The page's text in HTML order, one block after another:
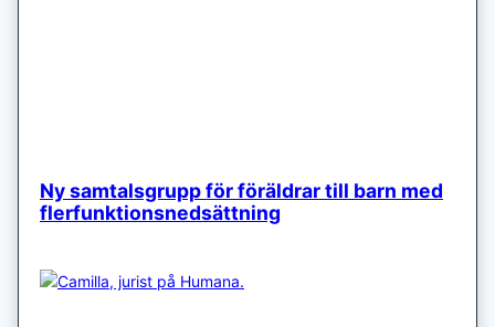
Ny samtalsgrupp för föräldrar till barn med
flerfunktionsnedsättning